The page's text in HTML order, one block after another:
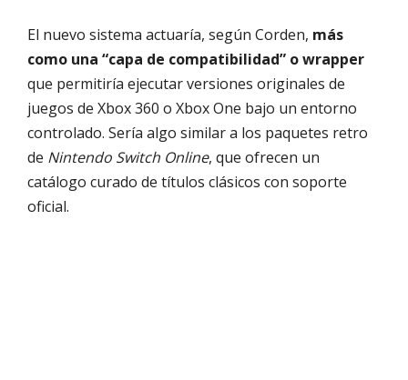
El nuevo sistema actuaría, según Corden, más
como una “capa de compatibilidad” o wrapper
que permitiría ejecutar versiones originales de
juegos de Xbox 360 o Xbox One bajo un entorno
controlado. Sería algo similar a los paquetes retro
de Nintendo Switch Online, que ofrecen un
catálogo curado de títulos clásicos con soporte
oficial.